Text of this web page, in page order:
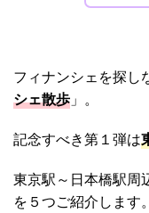
フィナンシェを探し
シェ散歩 」。
記念すべき第１弾は
東京駅～日本橋駅周
を５つご紹介します。